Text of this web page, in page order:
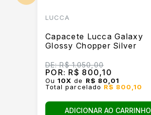
LUCCA
Capacete Lucca Galaxy
Glossy Chopper Silver
DE:R$ 1.050,00
POR: R$ 800,10
Ou10X de R$ 80,01
Total parcelado R$ 800,10
ADICIONAR AO CARRINHO